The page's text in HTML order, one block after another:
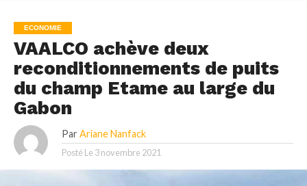
ECONOMIE
VAALCO achève deux
reconditionnements de puits
du champ Etame au large du
Gabon
Par Ariane Nanfack
Posté Le 3 novembre 2021